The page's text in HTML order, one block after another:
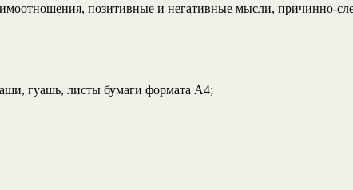
позитивные и негативные мысли, причинно-
гуашь, листы бумаги формата А4;